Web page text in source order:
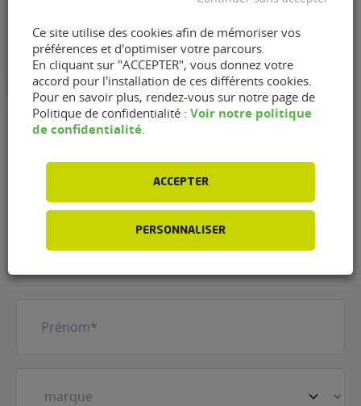
Mercredi : 08h30 - 12h00 et 14h00 - 18h00
Jeudi : 08h30 - 12h00 et 14h00 - 18h00
Vendredi : 08h30 - 12h00 et 14h00 - 17h30
Samedi : Fermé Dimanche : Fermé"
Contacter le garage BCS
Garage José de Lons (64140)
véhicule(Nécessaire)
Ce site utilise des cookies afin de mémoriser vos
préférences et d'optimiser votre parcours.
En cliquant sur "ACCEPTER", vous donnez votre
accord pour l'installation de ces différents cookies.
Pour en savoir plus, rendez-vous sur notre page de
Politique de confidentialité : Voir notre politique
de confidentialité
ACCEPTER
PERSONNALISER